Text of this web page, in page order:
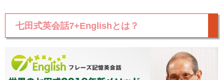
七田式英会話7+Englishとは？